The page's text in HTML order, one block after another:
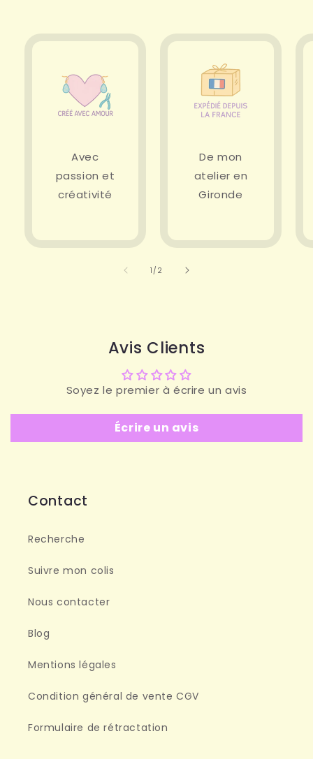
Avec
passion et
créativité
De mon
atelier en
Gironde
1 /de2
Avis Clients
Soyez le premier à écrire un avis
Écrire un avis
Contact
Recherche
Suivre mon colis
Nous contacter
Blog
Mentions légales
Condition général de vente CGV
Formulaire de rétractation